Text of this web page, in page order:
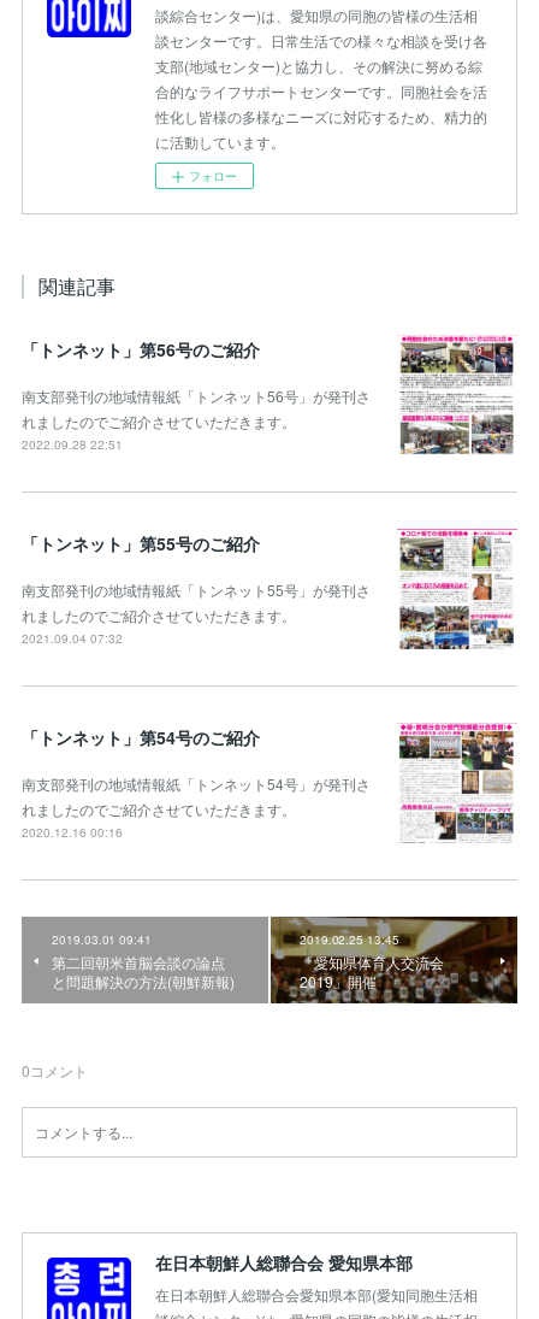
談綜合センター)は、愛知県の同胞の皆様の生活相
談センターです。日常生活での様々な相談を受け各
支部(地域センター)と協力し、その解決に努める綜
合的なライフサポートセンターです。同胞社会を活
性化し皆様の多様なニーズに対応するため、精力的
に活動しています。
フォロー
関連記事
「トンネット」第56号のご紹介
南支部発刊の地域情報紙「トンネット56号」が発刊さ
れましたのでご紹介させていただきます。
2022.09.28 22:51
「トンネット」第55号のご紹介
南支部発刊の地域情報紙「トンネット55号」が発刊さ
れましたのでご紹介させていただきます。
2021.09.04 07:32
「トンネット」第54号のご紹介
南支部発刊の地域情報紙「トンネット54号」が発刊さ
れましたのでご紹介させていただきます。
2020.12.16 00:16
2019.03.01 09:41
第二回朝米首脳会談の論点
と問題解決の方法(朝鮮新報)
2019.02.25 13:45
「愛知県体育人交流会
2019」開催
0コメント
在日本朝鮮人総聯合会 愛知県本部
在日本朝鮮人総聯合会愛知県本部(愛知同胞生活相